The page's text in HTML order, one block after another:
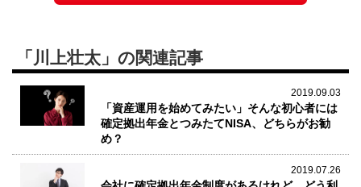
「川上壮太」の関連記事
2019.09.03
「資産運用を始めてみたい」そんな初心者には
確定拠出年金とつみたてNISA、どちらがお勧
め？
2019.07.26